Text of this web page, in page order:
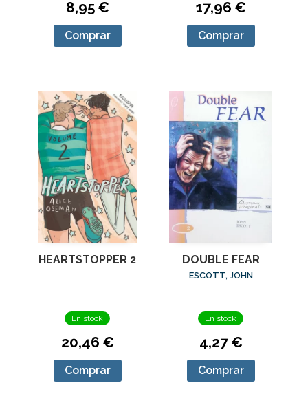
8,95 €
Comprar
17,96 €
Comprar
HEARTSTOPPER 2
En stock
20,46 €
Comprar
DOUBLE FEAR
ESCOTT, JOHN
En stock
4,27 €
Comprar